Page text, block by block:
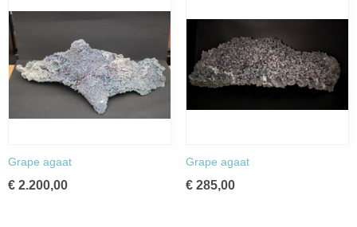
Grape agaat
€ 2.200,00
Grape agaat
€ 285,00